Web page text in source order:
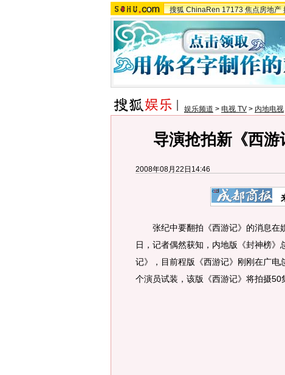
搜狐 ChinaRen 17173 焦点房地产
娱乐频道 > 电视 TV > 内地电视
导演抢拍新《西
2008年08月22日14:46
张纪中要翻拍《西游记》的消息在
日，记者偶然获知，内地版《封神榜
记》，目前程版《西游记》刚刚在广电
个演员试装，该版《西游记》将拍摄50